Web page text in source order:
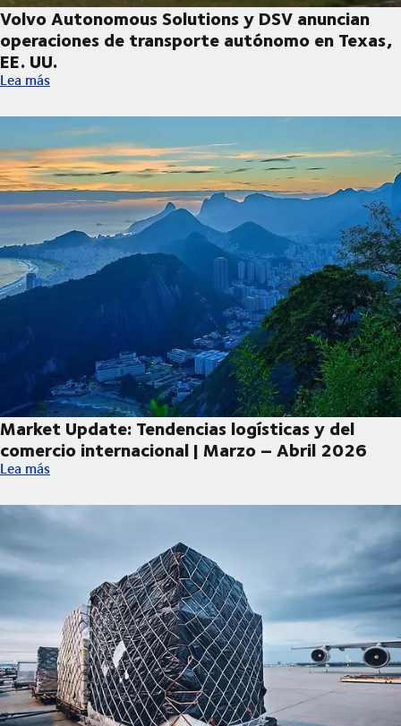
Volvo Autonomous Solutions y DSV anuncian
operaciones de transporte autónomo en Texas,
EE. UU.
Volvo Autonomous Solutions y DSV anuncian operaciones de
Lea más
Market Update: Tendencias logísticas y del
comercio internacional | Marzo – Abril 2026
Market Update: Tendencias logísticas y del comercio
Lea más